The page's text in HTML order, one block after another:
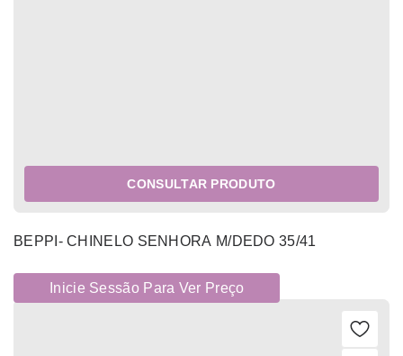
CONSULTAR PRODUTO
BEPPI- CHINELO SENHORA M/DEDO 35/41
Inicie Sessão Para Ver Preço